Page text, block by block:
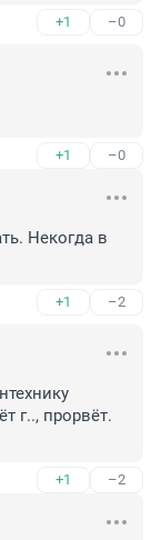
+1 –0
+1 –0
Некогда в
+1 –2
г.., прорвёт.
+1 –2